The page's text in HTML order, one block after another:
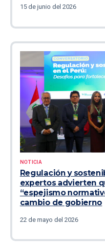
15 de junio del 2026
NOTICIA
Regulación y
expertos advierten
“espejismo
cambio de gobierno
22 de mayo del 2026